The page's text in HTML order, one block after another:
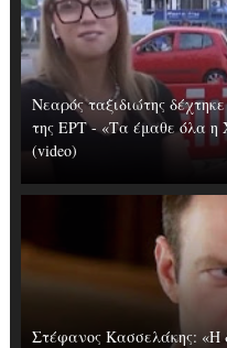
Νεαρός ταξιδιώτης
της ΕΡΤ - «Τα έμαθε όλα η
(video)
Στέφανος Κασσελάκης: «Η